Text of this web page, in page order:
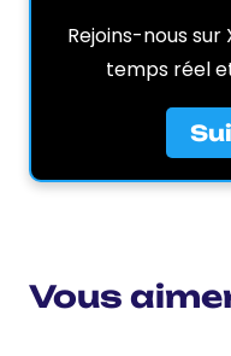
Rejoins-nous
temps réel
Vous